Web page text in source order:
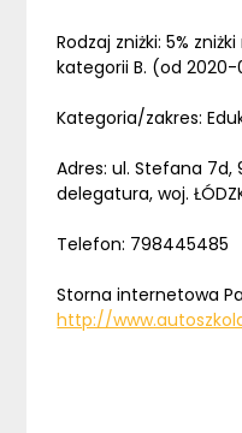
Rodzaj zniżki: 5%
kategorii B. (od 2020-
Kategoria/zakres:
Adres: ul. Stefana 7d,
delegatura, woj.
Telefon: 798445485
Storna internetowa
http://